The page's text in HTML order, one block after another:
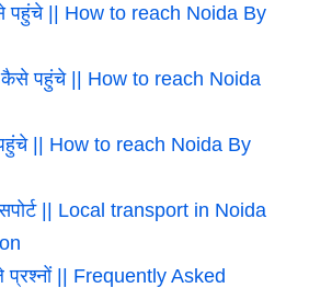
पहुंचे || How to reach Noida By
कैसे पहुंचे || How to reach Noida
|| How to reach Noida By
|| Local transport in Noida
प्रश्नों || Frequently Asked